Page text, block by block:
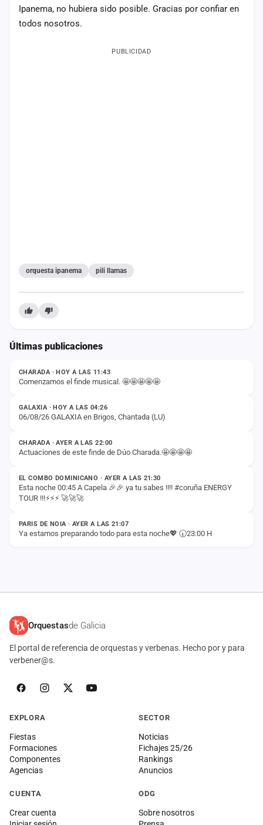
Ipanema, no hubiera sido posible. Gracias por confiar en
todos nosotros.
PUBLICIDAD
orquesta ipanema pili llamas
Últimas publicaciones
ESTADO
CHARADA · HOY A LAS 11:43
Comenzamos el finde musical. 🤩🤩🤩🤩🤩
ESTADO
GALAXIA · HOY A LAS 04:26
06/08/26 GALAXIA en Brigos, Chantada (LU)
ESTADO
CHARADA · AYER A LAS 22:00
Actuaciones de este finde de Dúo Charada.🤩🤩🤩🤩
ESTADO
EL COMBO DOMINICANO · AYER A LAS 21:30
Esta noche 00:45 A Capela 🎉🎉 ya tu sabes !!!! #coruña ENERGY
TOUR !!!⚡️⚡️⚡️ 🚀🚀🚀
ESTADO
PARIS DE NOIA · AYER A LAS 21:07
Ya estamos preparando todo para esta noche💖 🕢23:00 H
Orquestasde Galicia
El portal de referencia de orquestas y verbenas. Hecho por y para
verbener@s.
EXPLORA
Fiestas
Formaciones
Componentes
Agencias
SECTOR
Noticias
Fichajes 25/26
Rankings
Anuncios
CUENTA
Crear cuenta
ODG
Sobre nosotros